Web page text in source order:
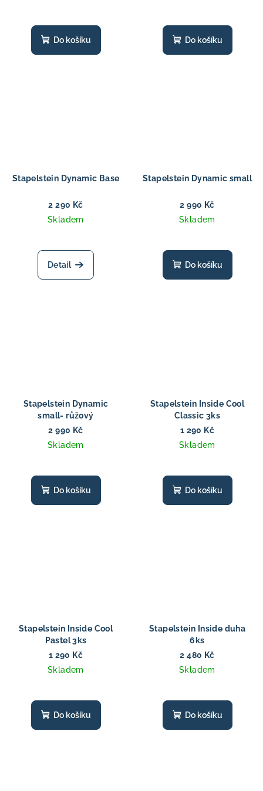
Do košíku Do košíku
Stapelstein Dynamic Base
2 290 Kč
Skladem
Detail
Stapelstein Dynamic small
2 990 Kč
Skladem
Do košíku
Stapelstein Dynamic
small- růžový
2 990 Kč
Skladem
Do košíku
Stapelstein Inside Cool
Classic 3ks
1 290 Kč
Skladem
Do košíku
Stapelstein Inside Cool
Pastel 3ks
1 290 Kč
Skladem
Do košíku
Stapelstein Inside duha
6ks
2 480 Kč
Skladem
Do košíku